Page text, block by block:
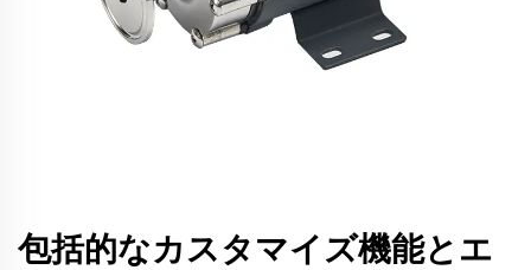
包括的なカスタマイズ機能とエ